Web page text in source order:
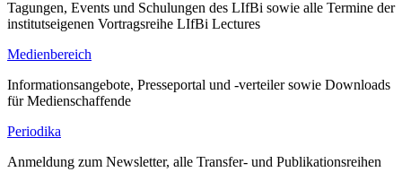
Tagungen, Events und Schulungen des LIfBi sowie alle Termine der
institutseigenen Vortragsreihe LIfBi Lectures
Medienbereich
Informationsangebote, Presseportal und -verteiler sowie Downloads
für Medienschaffende
Periodika
Anmeldung zum Newsletter, alle Transfer- und Publikationsreihen